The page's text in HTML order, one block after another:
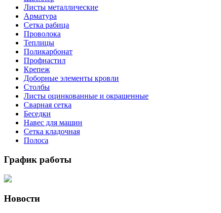
Листы металлические
Арматура
Сетка рабица
Проволока
Теплицы
Поликарбонат
Профнастил
Крепеж
Доборные элементы кровли
Столбы
Листы оцинкованные и окрашенные
Сварная сетка
Беседки
Навес для машин
Сетка кладочная
Полоса
График работы
Новости